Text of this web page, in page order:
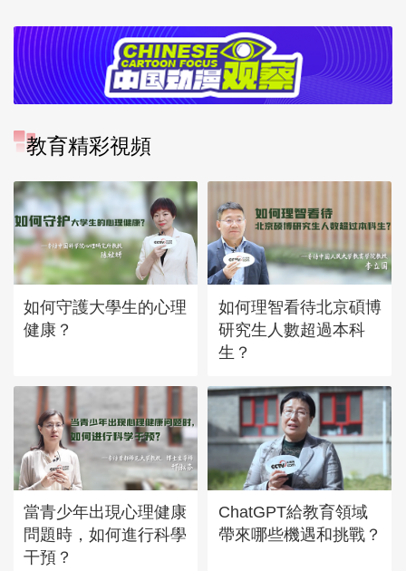
教育精彩視頻
如何守護大學生的心理
健康？
如何理智看待北京碩博
研究生人數超過本科
生？
當青少年出現心理健康
問題時，如何進行科學
干預？
ChatGPT給教育領域
帶來哪些機遇和挑戰？